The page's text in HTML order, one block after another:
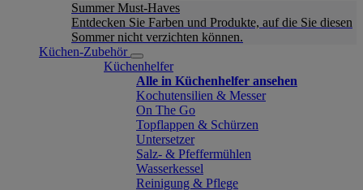
Summer Must-Haves
Entdecken Sie Farben und Produkte, auf die Sie diesen
Sommer nicht verzichten können.
Küchen-Zubehör
Küchenhelfer
Alle in Küchenhelfer ansehen
Kochutensilien & Messer
On The Go
Topflappen & Schürzen
Untersetzer
Salz- & Pfeffermühlen
Wasserkessel
Reinigung & Pflege